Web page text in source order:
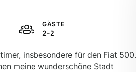
GÄSTE
2-2
insbesondere für den Fiat 500.
meine wunderschöne Stadt